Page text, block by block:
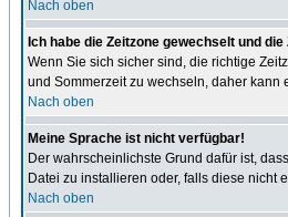
Nach oben
Ich habe die Zeitzone gewechselt und
Wenn Sie sich sicher sind, die richtige
und Sommerzeit zu wechseln, daher kann
Nach oben
Meine Sprache ist nicht verfügbar!
Der wahrscheinlichste Grund dafür ist,
Datei zu installieren oder, falls diese nicht
Nach oben